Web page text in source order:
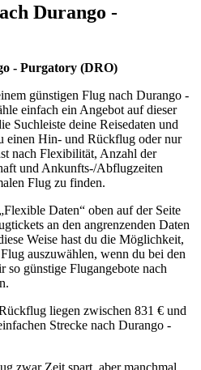
Durango -
- Purgatory (DRO)
günstigen Flug nach Durango -
einfach ein Angebot auf dieser
Suchleiste deine Reisedaten und
einen Hin- und Rückflug oder nur
nach Flexibilität, Anzahl der
und Ankunfts-/Abflugzeiten
Flug zu finden.
Daten“ oben auf der Seite
an den angrenzenden Daten
Weise hast du die Möglichkeit,
auszuwählen, wenn du bei den
so günstige Flugangebote nach
liegen zwischen 831 € und
Strecke nach Durango -